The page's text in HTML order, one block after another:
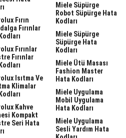
Fırın
Fırınlar
Fırınlar
Fırınlar
Isıtma Ve
Klimalar
Kahve
Kompakt
Seri Hata
Miele Süpürge
Robot Süpürge Hata
Kodları
Miele Süpürge
Süpürge Hata
Kodları
Miele Ütü Masası
Fashion Master
Hata Kodları
Miele Uygulama
Mobil Uygulama
Hata Kodları
Miele Uygulama
Sesli Yardım Hata